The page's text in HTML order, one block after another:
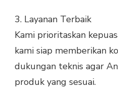
3. Layanan Terbaik
Kami prioritaskan
kami siap memberikan
dukungan teknis agar
produk yang sesuai.